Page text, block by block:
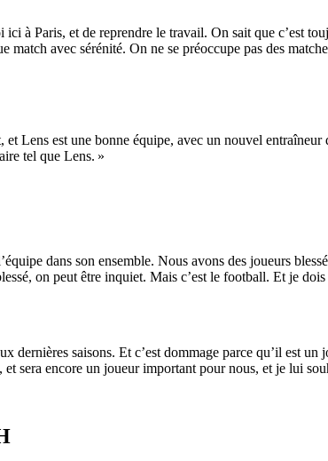
ici à Paris, et de reprendre le travail. On sait que c’est
match avec sérénité. On ne se préoccupe pas des
Lens est une bonne équipe, avec un nouvel
tel que Lens. »
dans son ensemble. Nous avons des joueurs
on peut être inquiet. Mais c’est le football. Et je
dernières saisons. Et c’est dommage parce qu’il est
sera encore un joueur important pour nous, et je lui